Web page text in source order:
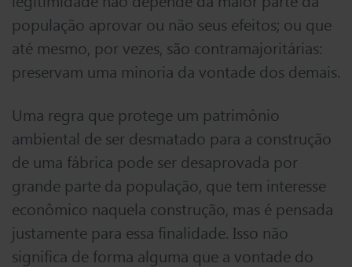
população aprovar ou não seus efeitos; ou que
até mesmo, por vezes, são contramajoritárias:
preservam uma minoria da vontade dos demais.
Uma regra que protege um patrimônio
ambiental de ser desmatado para a construção
de uma fábrica pode ser desaprovada por
grande parte da população, que tem interesse
econômico naquela construção, mas é pensada
justamente para essa finalidade. Isso não
significa de forma alguma que a vontade do